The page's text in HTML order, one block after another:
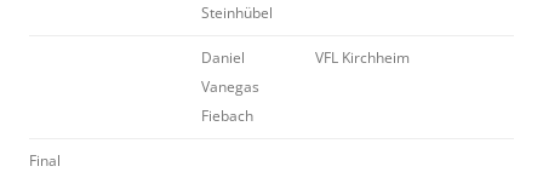
Steinhübel
Daniel
Vanegas
Fiebach
VFL Kirchheim
Final